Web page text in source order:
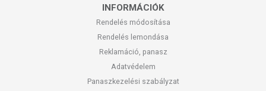
INFORMÁCIÓK
Rendelés módosítása
Rendelés lemondása
Reklamáció, panasz
Adatvédelem
Panaszkezelési szabályzat